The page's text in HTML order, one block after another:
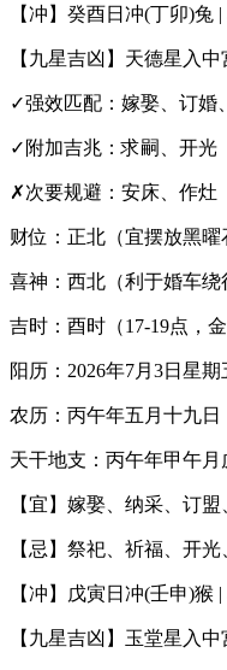
【冲】癸酉日冲(丁卯)兔
【九星吉凶】天德星入中
✓强效匹配：嫁娶、订婚
✓附加吉兆：求嗣、开光
✗次要规避：安床、作灶
财位：正北（宜摆放黑曜
喜神：西北（利于婚车绕
吉时：酉时（17-19点，金
阳历：2026年7月3日星期
农历：丙午年五月十九日
天干地支：丙午年甲午月
【宜】嫁娶、纳采、订
【忌】祭祀、祈福、开
【冲】戊寅日冲(壬申)猴
【九星吉凶】玉堂星入中